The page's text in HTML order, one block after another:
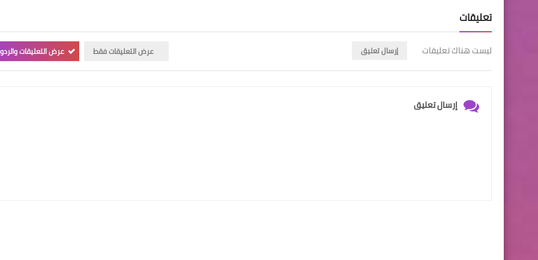
تعليقات
ليست هناك تعليقات إرسال تعليق عرض التعليقات فقط عرض التعليقات
إرسال تعليق